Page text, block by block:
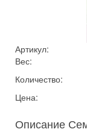
Артикул:
Вес:
Количество:
Цена:
Описание